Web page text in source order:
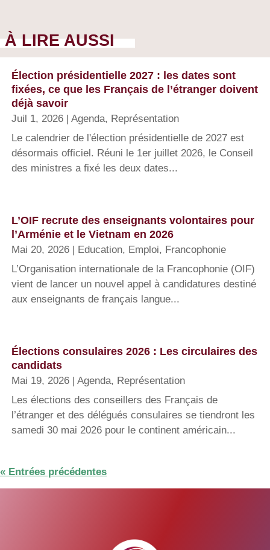
À LIRE AUSSI
Élection présidentielle 2027 : les dates sont
fixées, ce que les Français de l’étranger doivent
déjà savoir
Juil 1, 2026 | Agenda, Représentation
Le calendrier de l'élection présidentielle de 2027 est
désormais officiel. Réuni le 1er juillet 2026, le Conseil
des ministres a fixé les deux dates...
L’OIF recrute des enseignants volontaires pour
l’Arménie et le Vietnam en 2026
Mai 20, 2026 | Education, Emploi, Francophonie
L’Organisation internationale de la Francophonie (OIF)
vient de lancer un nouvel appel à candidatures destiné
aux enseignants de français langue...
Élections consulaires 2026 : Les circulaires des
candidats
Mai 19, 2026 | Agenda, Représentation
Les élections des conseillers des Français de
l’étranger et des délégués consulaires se tiendront les
samedi 30 mai 2026 pour le continent américain...
« Entrées précédentes